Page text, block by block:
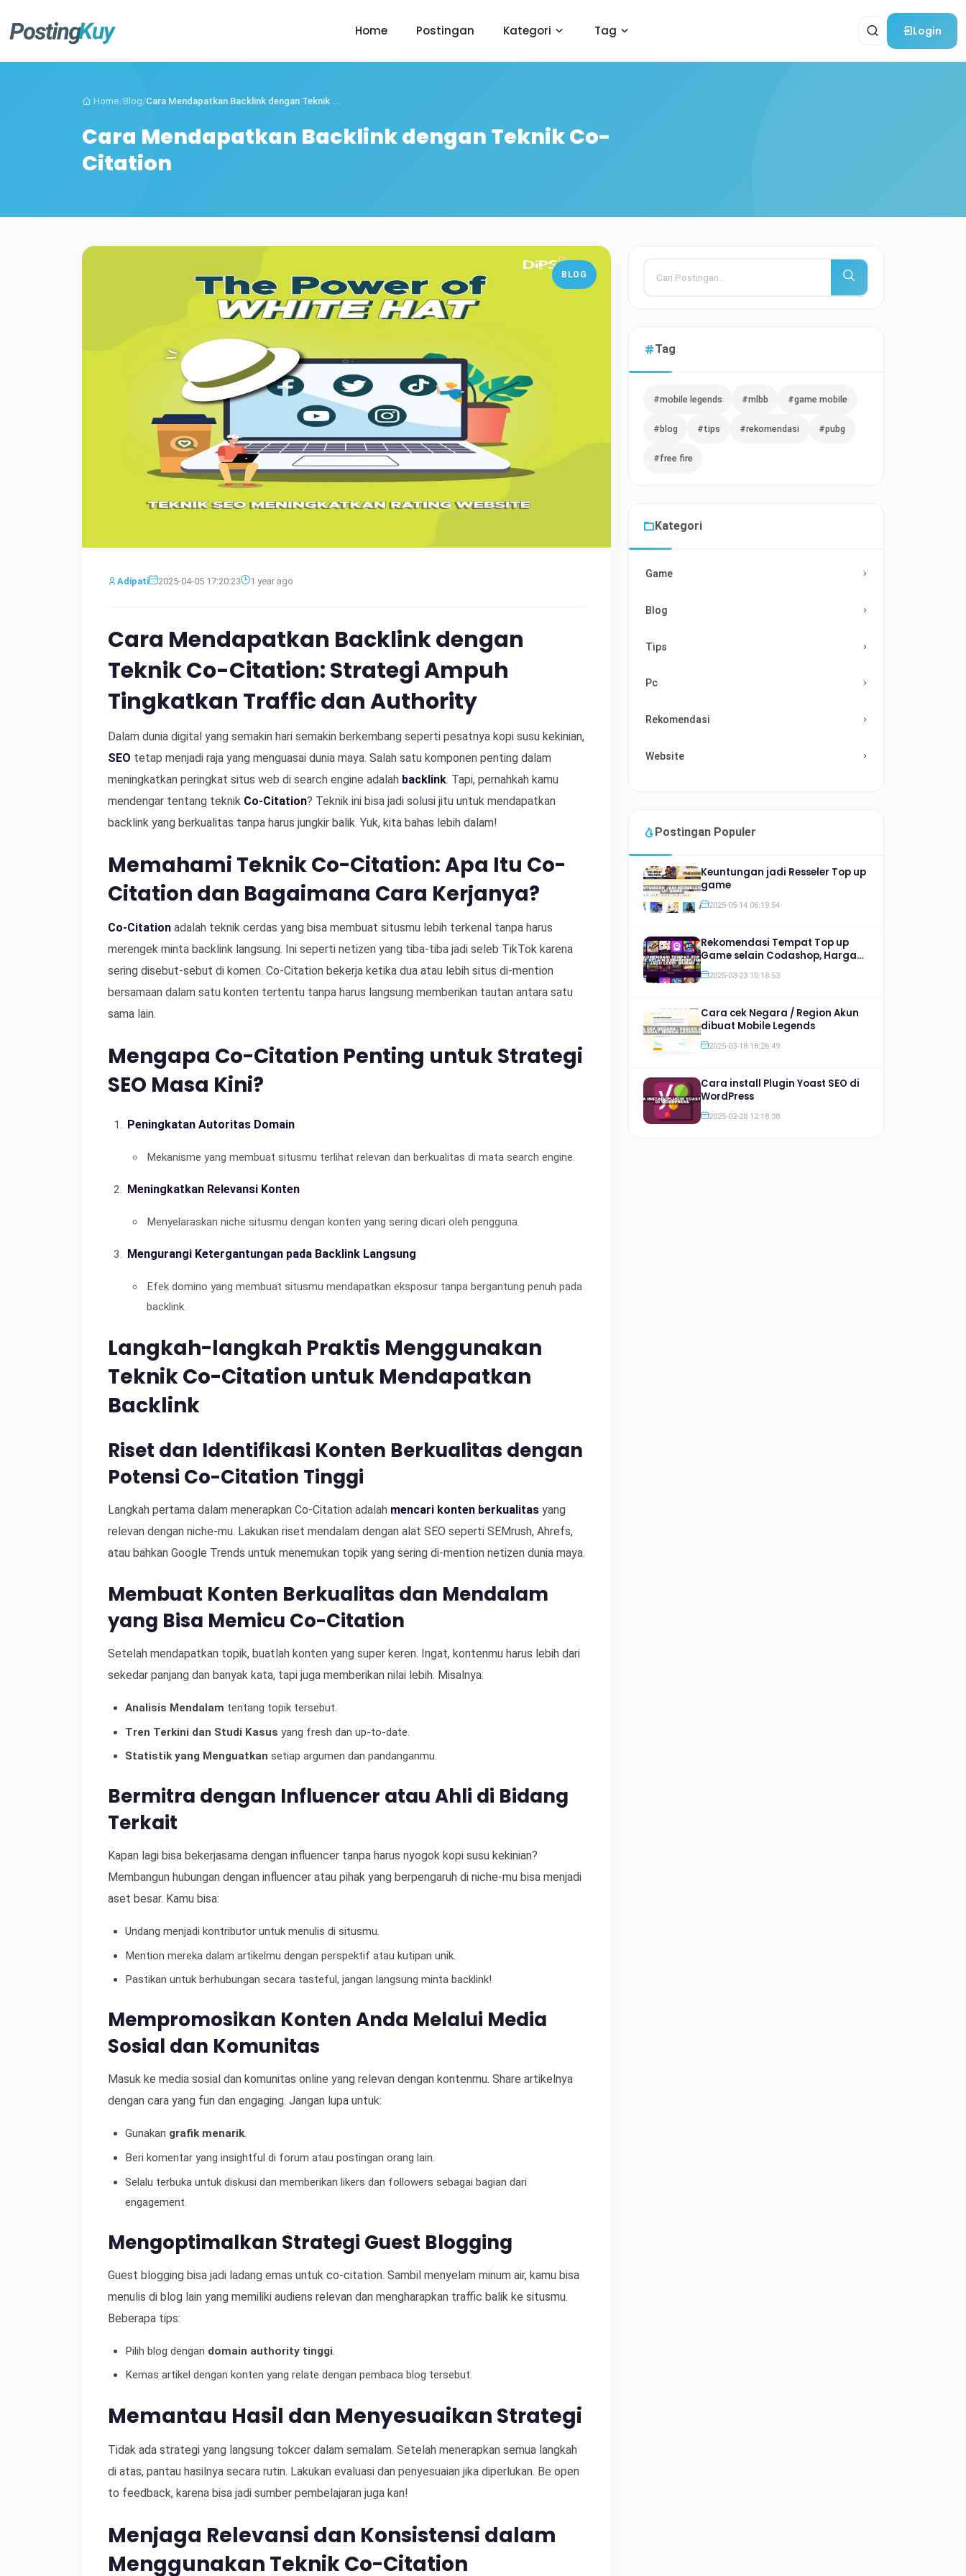
Home Postingan Kategori Tag Login
Home/Blog/Cara Mendapatkan Backlink dengan Teknik ...
Cara Mendapatkan Backlink dengan Teknik Co-
Citation
BLOG
Adipati 2025-04-05 17:20:23 1 year ago
Cara Mendapatkan Backlink dengan
Teknik Co-Citation: Strategi Ampuh
Tingkatkan Traffic dan Authority
Dalam dunia digital yang semakin hari semakin berkembang seperti pesatnya kopi susu kekinian,
SEO tetap menjadi raja yang menguasai dunia maya. Salah satu komponen penting dalam
meningkatkan peringkat situs web di search engine adalah backlink. Tapi, pernahkah kamu
mendengar tentang teknik Co-Citation? Teknik ini bisa jadi solusi jitu untuk mendapatkan
backlink yang berkualitas tanpa harus jungkir balik. Yuk, kita bahas lebih dalam!
Memahami Teknik Co-Citation: Apa Itu Co-
Citation dan Bagaimana Cara Kerjanya?
Co-Citation adalah teknik cerdas yang bisa membuat situsmu lebih terkenal tanpa harus
merengek minta backlink langsung. Ini seperti netizen yang tiba-tiba jadi seleb TikTok karena
sering disebut-sebut di komen. Co-Citation bekerja ketika dua atau lebih situs di-mention
bersamaan dalam satu konten tertentu tanpa harus langsung memberikan tautan antara satu
sama lain.
Mengapa Co-Citation Penting untuk Strategi
SEO Masa Kini?
Peningkatan Autoritas Domain
Mekanisme yang membuat situsmu terlihat relevan dan berkualitas di mata search engine.
Meningkatkan Relevansi Konten
Menyelaraskan niche situsmu dengan konten yang sering dicari oleh pengguna.
Mengurangi Ketergantungan pada Backlink Langsung
Efek domino yang membuat situsmu mendapatkan eksposur tanpa bergantung penuh pada
backlink.
Langkah-langkah Praktis Menggunakan
Teknik Co-Citation untuk Mendapatkan
Backlink
Riset dan Identifikasi Konten Berkualitas dengan
Potensi Co-Citation Tinggi
Langkah pertama dalam menerapkan Co-Citation adalah mencari konten berkualitas yang
relevan dengan niche-mu. Lakukan riset mendalam dengan alat SEO seperti SEMrush, Ahrefs,
atau bahkan Google Trends untuk menemukan topik yang sering di-mention netizen dunia maya.
Membuat Konten Berkualitas dan Mendalam
yang Bisa Memicu Co-Citation
Setelah mendapatkan topik, buatlah konten yang super keren. Ingat, kontenmu harus lebih dari
sekedar panjang dan banyak kata, tapi juga memberikan nilai lebih. Misalnya:
Analisis Mendalam tentang topik tersebut.
Tren Terkini dan Studi Kasus yang fresh dan up-to-date.
Statistik yang Menguatkan setiap argumen dan pandanganmu.
Bermitra dengan Influencer atau Ahli di Bidang
Terkait
Kapan lagi bisa bekerjasama dengan influencer tanpa harus nyogok kopi susu kekinian?
Membangun hubungan dengan influencer atau pihak yang berpengaruh di niche-mu bisa menjadi
aset besar. Kamu bisa:
Undang menjadi kontributor untuk menulis di situsmu.
Mention mereka dalam artikelmu dengan perspektif atau kutipan unik.
Pastikan untuk berhubungan secara tasteful, jangan langsung minta backlink!
Mempromosikan Konten Anda Melalui Media
Sosial dan Komunitas
Masuk ke media sosial dan komunitas online yang relevan dengan kontenmu. Share artikelnya
dengan cara yang fun dan engaging. Jangan lupa untuk:
Gunakan grafik menarik.
Beri komentar yang insightful di forum atau postingan orang lain.
Selalu terbuka untuk diskusi dan memberikan likers dan followers sebagai bagian dari
engagement.
Mengoptimalkan Strategi Guest Blogging
Guest blogging bisa jadi ladang emas untuk co-citation. Sambil menyelam minum air, kamu bisa
menulis di blog lain yang memiliki audiens relevan dan mengharapkan traffic balik ke situsmu.
Beberapa tips:
Pilih blog dengan domain authority tinggi
Kemas artikel dengan konten yang relate dengan pembaca blog tersebut.
Memantau Hasil dan Menyesuaikan Strategi
Tidak ada strategi yang langsung tokcer dalam semalam. Setelah menerapkan semua langkah
di atas, pantau hasilnya secara rutin. Lakukan evaluasi dan penyesuaian jika diperlukan. Be open
to feedback, karena bisa jadi sumber pembelajaran juga kan!
Menjaga Relevansi dan Konsistensi dalam
Menggunakan Teknik Co-Citation
Tag
#mobile legends #mlbb #game mobile
#blog #tips #rekomendasi #pubg
#free fire
Kategori
Game
Blog
Tips
Pc
Rekomendasi
Website
Postingan Populer
Keuntungan jadi Resseler Top up
game
2025-05-14 06:19:54
Rekomendasi Tempat Top up
Game selain Codashop, Harga
Jauh lebih Murah
2025-03-23 10:18:53
Cara cek Negara / Region Akun
dibuat Mobile Legends
2025-03-18 18:26:49
Cara install Plugin Yoast SEO di
WordPress
2025-02-28 12:18:38